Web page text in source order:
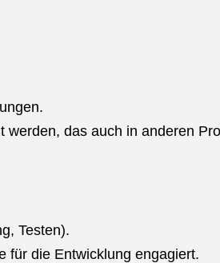
das auch in anderen
Testen).
für die Entwicklung engagiert.